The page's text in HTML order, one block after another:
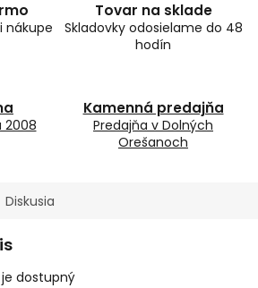
nákupe
Tovar na sklade
Skladovky odosielame do 48
hodín
2008
Kamenná predajňa
Predajňa v Dolných
Orešanoch
Diskusia
dostupný